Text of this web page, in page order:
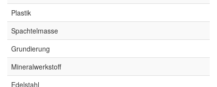
Plastik
Spachtelmasse
Grundierung
Mineralwerkstoff
Edelstahl